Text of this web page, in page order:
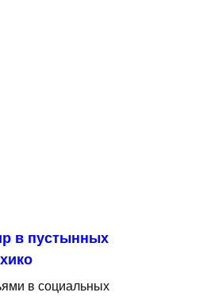
в пустынных
в социальных